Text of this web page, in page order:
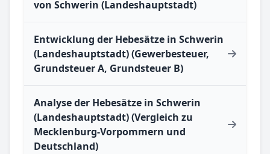
von Schwerin (Landeshauptstadt)
Entwicklung der Hebesätze in Schwerin
(Landeshauptstadt) (Gewerbesteuer,
Grundsteuer A, Grundsteuer B)
Analyse der Hebesätze in Schwerin
(Landeshauptstadt) (Vergleich zu
Mecklenburg-Vorpommern und
Deutschland)